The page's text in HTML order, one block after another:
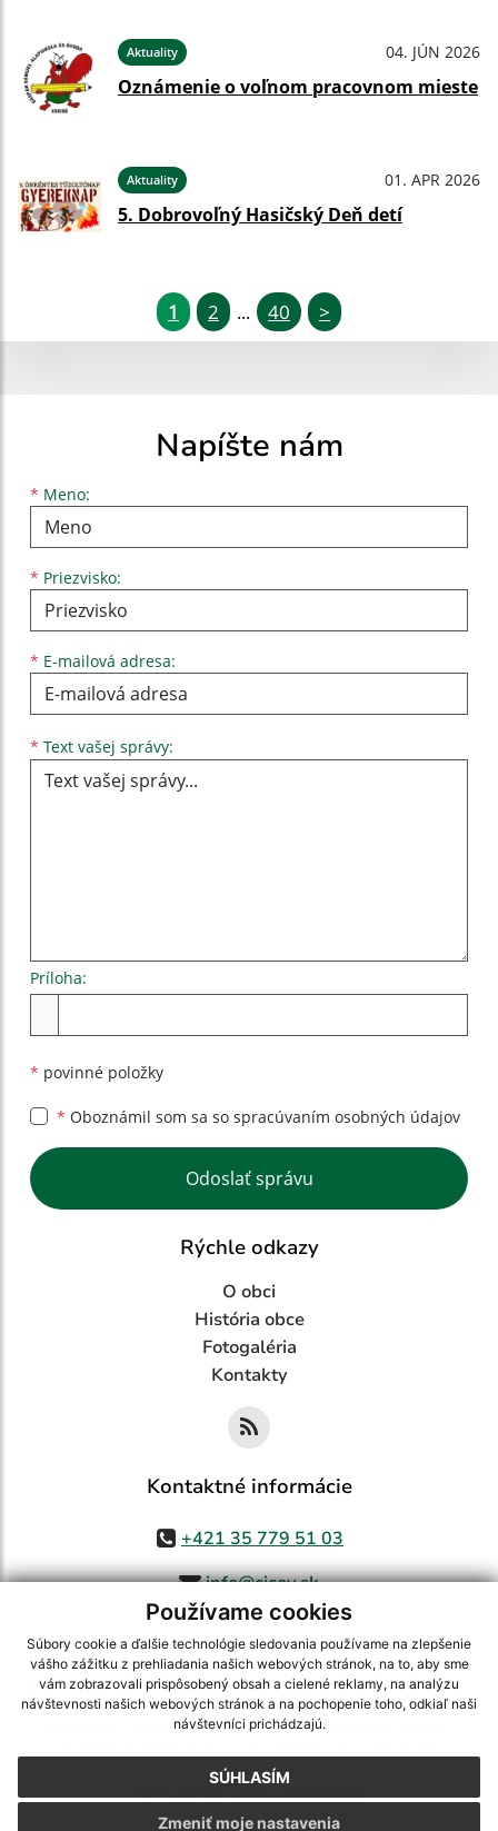
Používame cookies
Súbory cookie a ďalšie technológie sledovania používame na zlepšenie
vášho zážitku z prehliadania našich webových stránok, na to, aby sme
vám zobrazovali prispôsobený obsah a cielené reklamy, na analýzu
návštevnosti našich webových stránok a na pochopenie toho, odkiaľ naši
návštevníci prichádzajú.
SÚHLASÍM
Zmeniť moje nastavenia
Aktuality 04. JÚN 2026
Oznámenie o voľnom pracovnom mieste
Aktuality 01. APR 2026
5. Dobrovoľný Hasičský Deň detí
1 2 ... 40 >
Napíšte nám
* Meno:
Meno
* Priezvisko:
Priezvisko
* E-mailová adresa:
E-mailová adresa
* Text vašej správy:
Príloha:
* povinné položky
* Oboznámil som sa so spracúvaním osobných údajov
Google reCaptcha Response
Odoslať správu
Rýchle odkazy
O obci
História obce
Fotogaléria
Kontakty
Kontaktné informácie
+421 35 779 51 03
info@cicov.sk
využite možnosť získavania aktuálnych informácií s využitím RSS
CMS systém (redakčný) systém ECHELON 2,Mapa stránok,web portál
webex.digital, s.r.o.,domény,registrácia domény
Posledná aktualizácia:03.08.2026